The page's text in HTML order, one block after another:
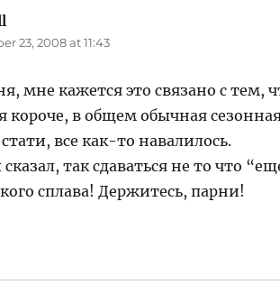
23, 2008 at 11:43
мне кажется это связано с тем,
короче, в общем обычная
все как-то навалилось.
так сдаваться не то что
сплава! Держитесь, парни!